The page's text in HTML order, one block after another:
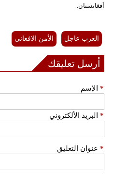
أفغانستان.
العرب عاجل الأمن الافغاني
أرسل تعليقك
الإسم *
البريد الألكتروني *
عنوان التعليق *